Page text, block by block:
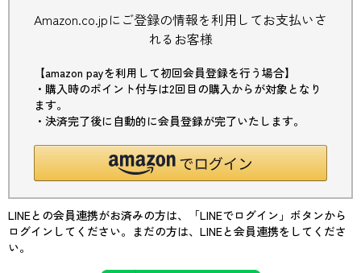
Amazon.co.jpにご登録の情報を利用してお支払いさ
れるお客様
【amazon payを利用して初回会員登録を行う場合】
・購入時のポイント付与は2回目の購入からが対象となり
ます。
・決済完了後に自動的に会員登録が完了いたします。
LINEとの会員連携がお済みの方は、「LINEでログイン」ボタンから
ログインしてください。まだの方は、 LINEと会員連携をしてくださ
い。